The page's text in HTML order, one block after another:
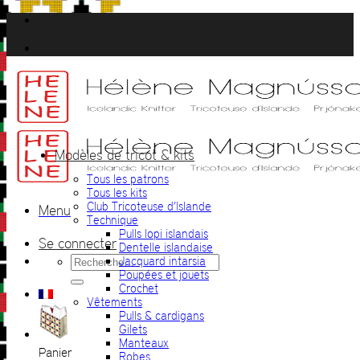
Passer
au
contenu
Menu
Se connecter
Recherche
pour :
Panier
Modèles de tricot & kits
Tous les patrons
Tous les kits
Club Tricoteuse d’Islande
Technique
Pulls lopi islandais
Dentelle islandaise
Jacquard intarsia
Poupées et jouets
Crochet
Vêtements
Pulls & cardigans
Gilets
Manteaux
Robes